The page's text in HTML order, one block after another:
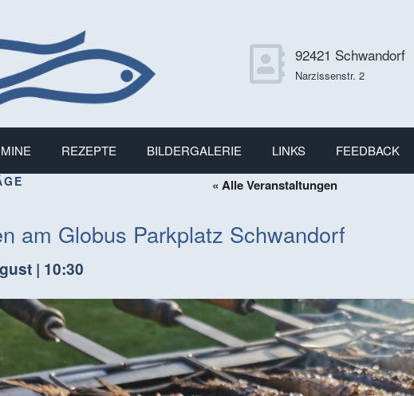
92421 Schwandorf
Narzissenstr. 2
REZEPTE BILDERGALERIE LINKS FEEDBACK
« Alle Veranstaltungen
am Globus Parkplatz Schwandorf
| 10:30